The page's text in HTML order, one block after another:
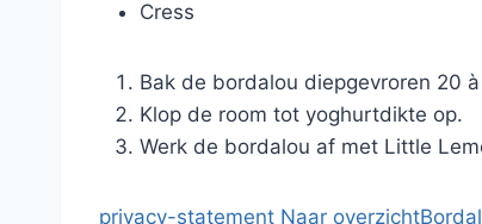
Cress
Bak de bordalou diepgevroren 20
Klop de room tot yoghurtdikte op.
Werk de bordalou af met Little
privacy-statement Naar overzicht